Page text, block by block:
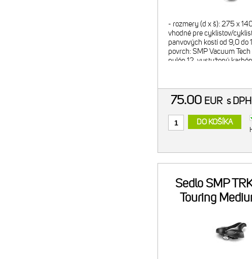
- rozmery (d x š): 275 x
vhodné pre cyklistov/
panvových kostí od 9,0 do
povrch: SMP Vacuum
nylón 12, vystužený
75.00 EUR s DPH
DO KOŠÍKA
Sedlo SMP
Touring